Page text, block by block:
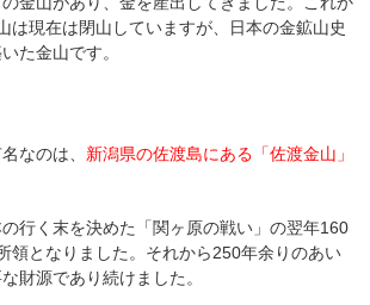
は現在は閉山していますが、日本の金鉱山史
た金山です。
なのは、 新潟県の佐渡島にある「佐渡金山」
行く末を決めた「関ヶ原の戦い」の翌年160
領となりました。それから250年余りのあい
財源であり続けました。